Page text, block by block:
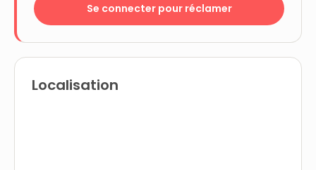
Se connecter pour réclamer
Localisation